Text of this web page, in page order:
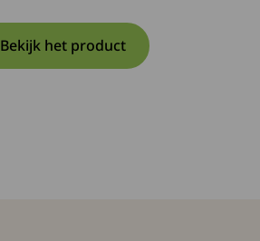
Bekijk het productOpent in een nieuwe tab:
Deze link opent in een nieuw